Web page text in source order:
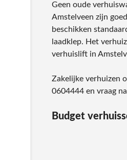
Geen oude
Amstelveen zijn
beschikken
laadklep. Het
verhuislift in
Zakelijke verhuizen
0604444 en vraag
Budget